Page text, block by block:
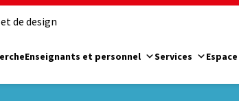
de design
Enseignants et personnel Services